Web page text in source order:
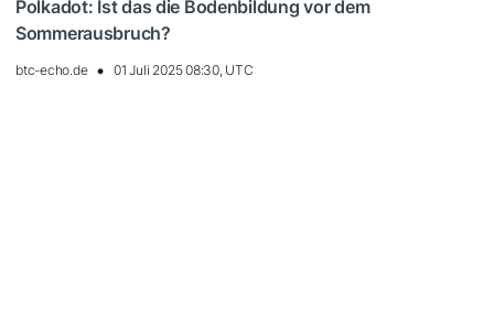
Polkadot: Ist das die Bodenbildung vor dem
Sommerausbruch?
btc-echo.de 01 Juli 2025 08:30, UTC